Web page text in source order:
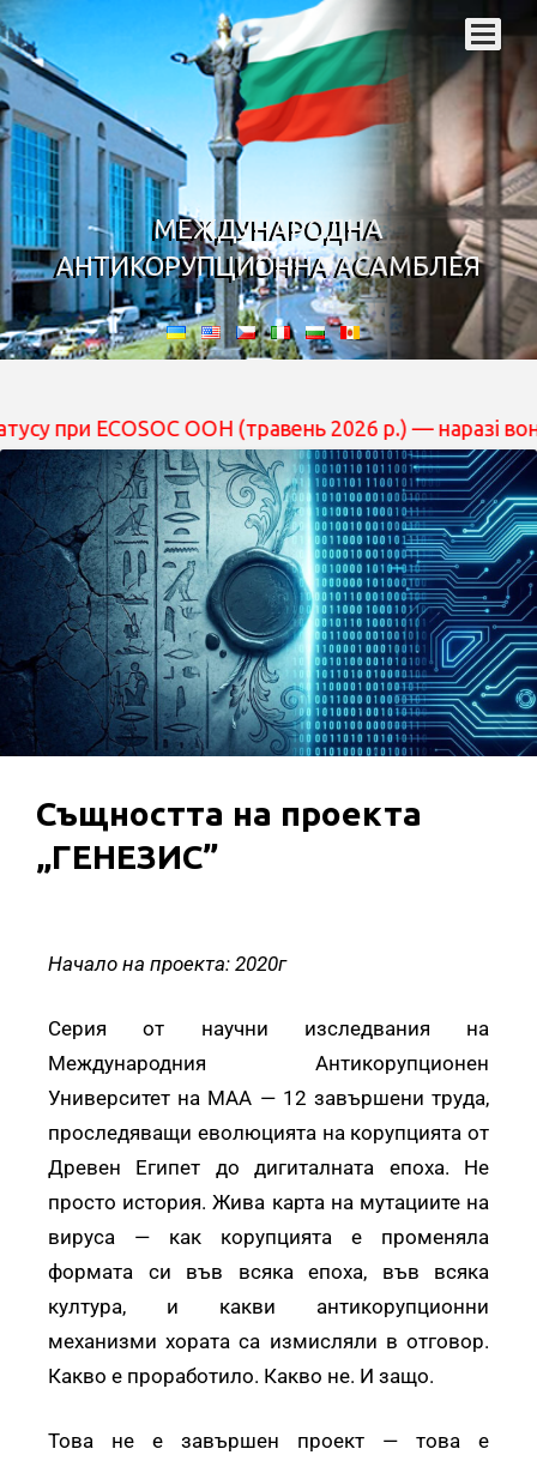
МЕЖДУНАРОДНА
АНТИКОРУПЦИОННА АСАМБЛЕЯ
ECOSOC ООН (травень 2026 р.) — наразі
Същността на проекта
„ГЕНЕЗИС”
Начало на проекта: 2020г
Серия от научни изследвания на
Международния Антикорупционен
Университет на МАА — 12 завършени труда,
проследяващи еволюцията на корупцията от
Древен Египет до дигиталната епоха. Не
просто история. Жива карта на мутациите на
вируса — как корупцията е променяла
формата си във всяка епоха, във всяка
култура, и какви антикорупционни
механизми хората са измисляли в отговор.
Какво е проработило. Какво не. И защо.
Това не е завършен проект — това е